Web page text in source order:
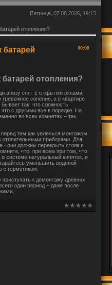
Пятница, 07.08.2026, 19:13
отопления?
00:00
батарей
отопления?
внизу спят с открытми окнами,
сопение, а в квартире
так, что сложность
с другими все в порядке. На
во всех комнатах – так
тем как увлечься монтажом
отопительными приборами. Для
- они должны перекрыть стояк в
что, при всем при том, что
системе натуральный кипяток, и
уменьшить водяной
с герметиком.
к демонтажу древних
один период – даже после